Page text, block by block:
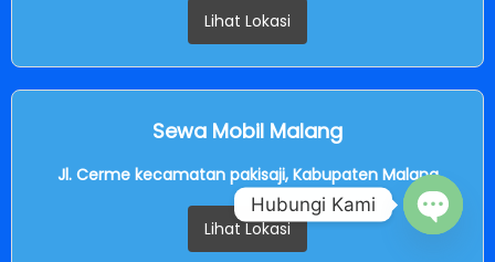
Lihat Lokasi
Sewa Mobil Malang
Jl. Cerme kecamatan pakisaji, Kabupaten Malang
Lihat Lokasi
Hubungi Kami
OPEN